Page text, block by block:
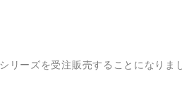
シリーズを受注販売することになりま